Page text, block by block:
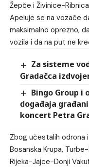
Žepče i Živinice-
Apeluje se na vozače
maksimalno oprezno,
vozila i da na put ne
Za sisteme
Gradačca
Bingo Group i
događaja
koncert Petra
Zbog učestalih odrona
Bosanska Krupa,
Rijeka-Jajce-Donji